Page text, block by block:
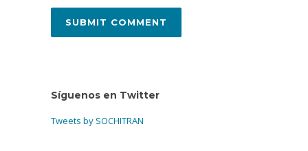
Síguenos en Twitter
Tweets by SOCHITRAN